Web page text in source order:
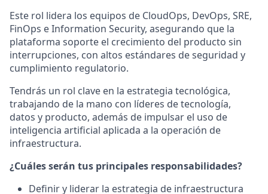
Este rol lidera los equipos de CloudOps, DevOps, SRE,
FinOps e Information Security, asegurando que la
plataforma soporte el crecimiento del producto sin
interrupciones, con altos estándares de seguridad y
cumplimiento regulatorio.
Tendrás un rol clave en la estrategia tecnológica,
trabajando de la mano con líderes de tecnología,
datos y producto, además de impulsar el uso de
inteligencia artificial aplicada a la operación de
infraestructura.
¿Cuáles serán tus principales responsabilidades?
Definir y liderar la estrategia de infraestructura